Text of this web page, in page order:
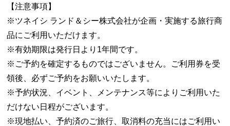
【注意事項】
※ツネイシ ランド＆シー株式会社が企画・実施する旅行商
品にご利用いただけます。
※有効期限は発行日より1年間です。
※ご予約を確定するものではございません。ご利用券を受
領後、必ずご予約をお願いいたします。
※予約状況、イベント、メンテナンス等によりご利用いた
だけない日程がございます。
※現地払い、予約済のご旅行、取消料の充当にはご利用い